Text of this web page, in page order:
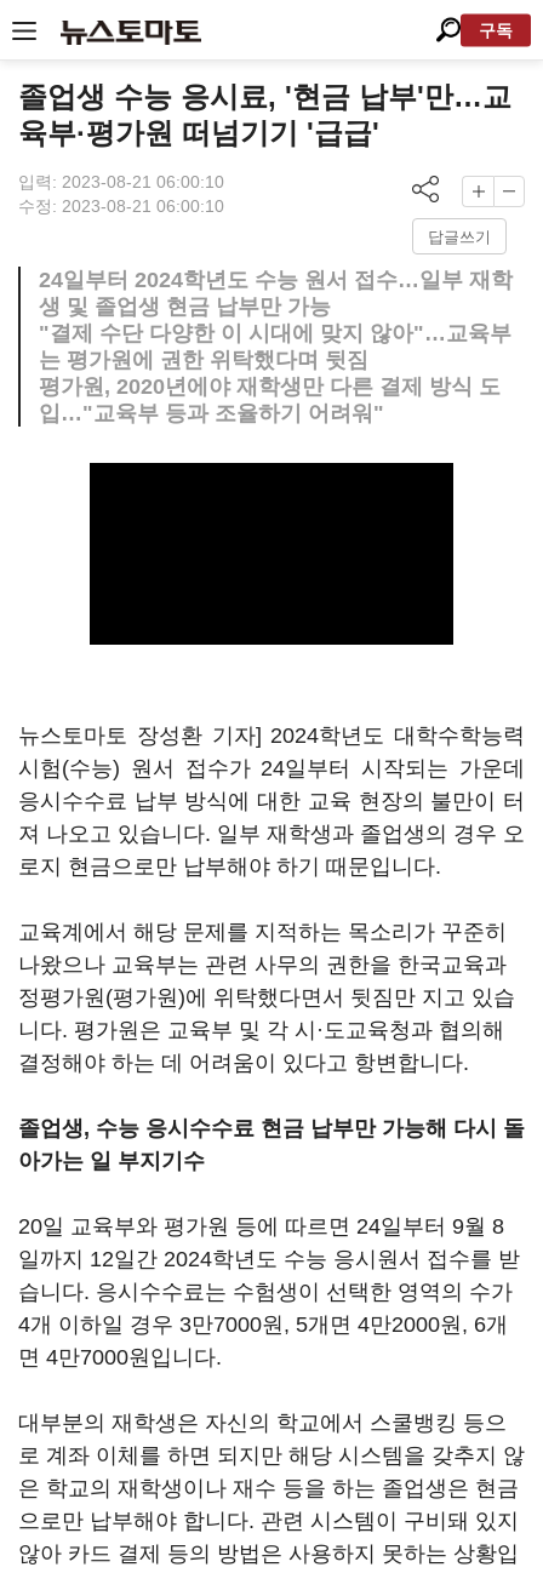
구독
졸업생 수능 응시료, '현금 납부'만…교
육부·평가원 떠넘기기 '급급'
입력: 2023-08-21 06:00:10
수정: 2023-08-21 06:00:10
답글쓰기
24일부터 2024학년도 수능 원서 접수…일부 재학
생 및 졸업생 현금 납부만 가능
"결제 수단 다양한 이 시대에 맞지 않아"…교육부
는 평가원에 권한 위탁했다며 뒷짐
평가원, 2020년에야 재학생만 다른 결제 방식 도
입…"교육부 등과 조율하기 어려워"
뉴스토마토 장성환 기자] 2024학년도 대학수학능력
시험(수능) 원서 접수가 24일부터 시작되는 가운데
응시수수료 납부 방식에 대한 교육 현장의 불만이 터
져 나오고 있습니다. 일부 재학생과 졸업생의 경우 오
로지 현금으로만 납부해야 하기 때문입니다.
교육계에서 해당 문제를 지적하는 목소리가 꾸준히
나왔으나 교육부는 관련 사무의 권한을 한국교육과
정평가원(평가원)에 위탁했다면서 뒷짐만 지고 있습
니다. 평가원은 교육부 및 각 시·도교육청과 협의해
결정해야 하는 데 어려움이 있다고 항변합니다.
졸업생, 수능 응시수수료 현금 납부만 가능해 다시 돌
아가는 일 부지기수
20일 교육부와 평가원 등에 따르면 24일부터 9월 8
일까지 12일간 2024학년도 수능 응시원서 접수를 받
습니다. 응시수수료는 수험생이 선택한 영역의 수가
4개 이하일 경우 3만7000원, 5개면 4만2000원, 6개
면 4만7000원입니다.
대부분의 재학생은 자신의 학교에서 스쿨뱅킹 등으
로 계좌 이체를 하면 되지만 해당 시스템을 갖추지 않
은 학교의 재학생이나 재수 등을 하는 졸업생은 현금
으로만 납부해야 합니다. 관련 시스템이 구비돼 있지
않아 카드 결제 등의 방법은 사용하지 못하는 상황입